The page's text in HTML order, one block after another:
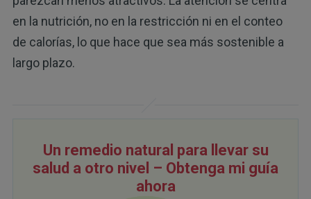
en la nutrición, no en la restricción ni en el conteo
de calorías, lo que hace que sea más sostenible a
largo plazo.
Un remedio natural para llevar su
salud a otro nivel – Obtenga mi guía
ahora